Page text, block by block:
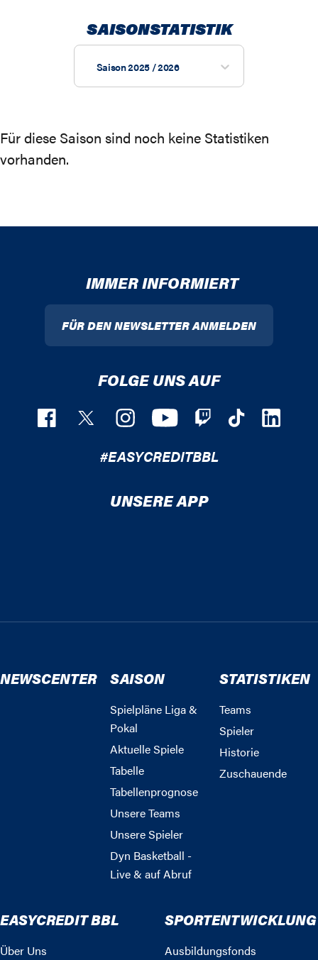
SAISONSTATISTIK
Saison 2025 / 2026
Für diese Saison sind noch keine Statistiken
vorhanden.
IMMER INFORMIERT
FÜR DEN NEWSLETTER ANMELDEN
FOLGE UNS AUF
#EASYCREDITBBL
UNSERE APP
NEWSCENTER SAISON
Spielpläne Liga &
Pokal
Aktuelle Spiele
Tabelle
Tabellenprognose
Unsere Teams
Unsere Spieler
Dyn Basketball -
Live & auf Abruf
STATISTIKEN
Teams
Spieler
Historie
Zuschauende
EASYCREDIT BBL
Über Uns
SPORTENTWICKLUNG
Ausbildungsfonds